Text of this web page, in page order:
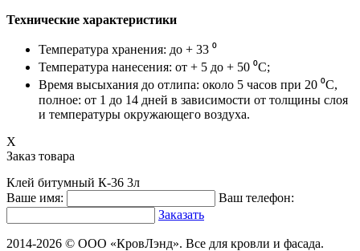
Технические характеристики
Температура хранения: до + 33 ⁰
Температура нанесения: от + 5 до + 50 ⁰С;
Время высыхания до отлипа: около 5 часов при 20 ⁰С,
полное: от 1 до 14 дней в зависимости от толщины слоя
и температуры окружающего воздуха.
X
Заказ товара
Клей битумный К-36 3л
Ваше имя:
Ваш телефон:
Заказать
2014-2026 © ООО «КровЛэнд». Все для кровли и фасада.